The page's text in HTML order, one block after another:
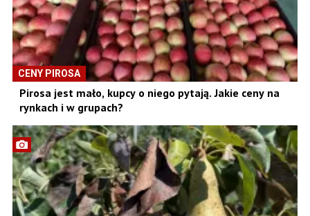
CENY PIROSA
Pirosa jest mało, kupcy o niego pytają. Jakie ceny na
rynkach i w grupach?